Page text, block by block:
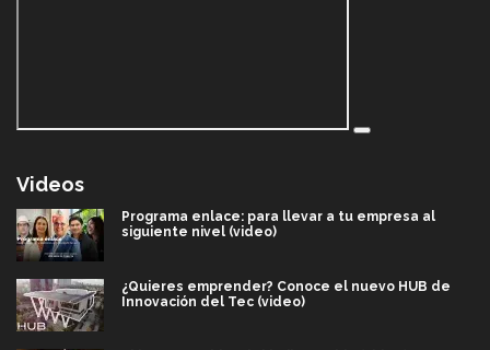
Videos
Programa enlace: para llevar a tu empresa al
siguiente nivel (video)
¿Quieres emprender? Conoce el nuevo HUB de
Innovación del Tec (video)